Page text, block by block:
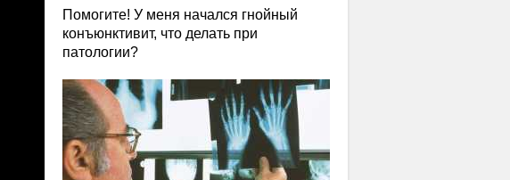
Помогите! У меня начался гнойный
конъюнктивит, что делать при
патологии?